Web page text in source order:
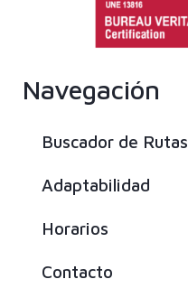
Navegación
Buscador de Rutas
Adaptabilidad
Horarios
Contacto